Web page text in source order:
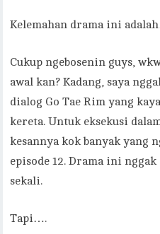
Kelemahan drama ini
Cukup ngebosenin guys,
awal kan? Kadang, saya
dialog Go Tae Rim yang
kereta. Untuk eksekusi
kesannya kok banyak yang
episode 12. Drama ini
sekali.
Tapi….